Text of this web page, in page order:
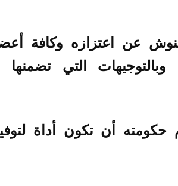
عن اعتزازه وكافة
التي
أن تكون أداة